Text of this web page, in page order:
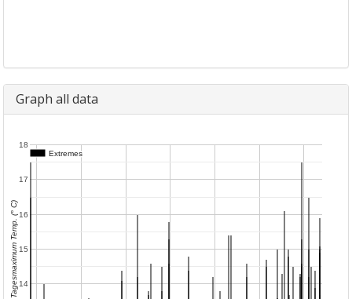
Graph all data
14
15
16
17
18
Extremes
Extremes
Tagesmaximum Temp. (° C)